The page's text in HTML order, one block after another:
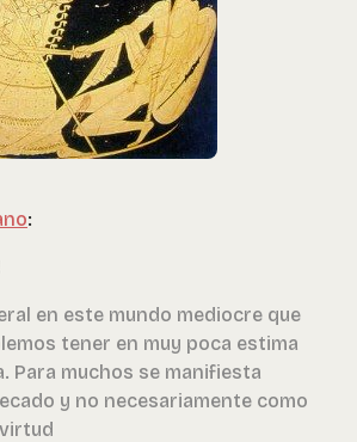
:
en este mundo mediocre que
tener en muy poca estima
Para muchos se manifiesta
y no necesariamente como